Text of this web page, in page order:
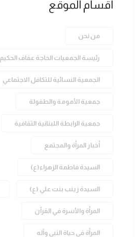
أقسام الموقع
من نحن
رئيسة الجمعيات الحاجة عفاف الحكيم
الجمعية النسائية للتكافل الاجتماعي
جمعية الأمومة والطفولة
جمعية الرابطة اللبنانية الثقافية
أخبار المرأة والمجتمع
السيدة فاطمة الزهراء(ع)
السيدة زينب بنت علي (ع)
المرأة والأسرة في القرآن
المرأة في حياة النبي وآله